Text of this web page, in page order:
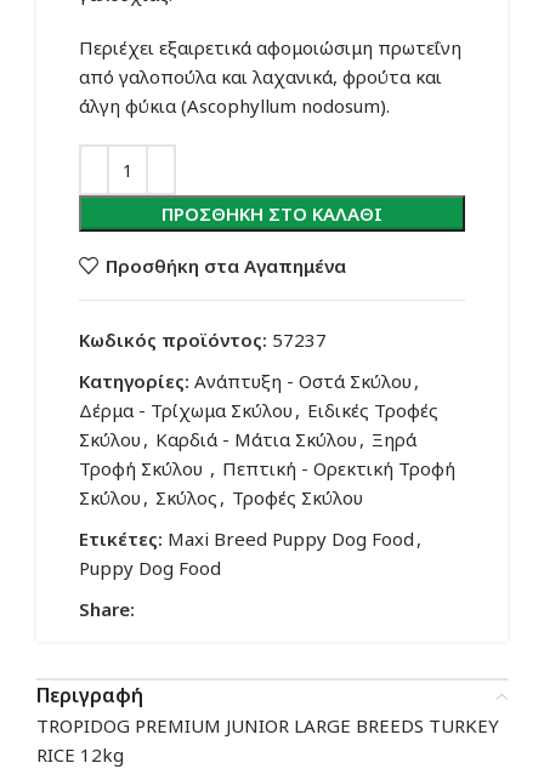
Περιέχει εξαιρετικά αφομοιώσιμη πρωτεΐνη
από γαλοπούλα και λαχανικά, φρούτα και
άλγη φύκια (Ascophyllum nodosum).
ΠΡΟΣΘΉΚΗ ΣΤΟ ΚΑΛΆΘΙ
Προσθήκη στα Αγαπημένα
Κωδικός προϊόντος: 57237
Κατηγορίες: Ανάπτυξη - Οστά Σκύλου ,
Δέρμα - Τρίχωμα Σκύλου , Ειδικές Τροφές
Σκύλου , Καρδιά - Μάτια Σκύλου , Ξηρά
Τροφή Σκύλου , Πεπτική - Ορεκτική Τροφή
Σκύλου , Σκύλος , Τροφές Σκύλου
Ετικέτες: Maxi Breed Puppy Dog Food ,
Puppy Dog Food
Share:
Περιγραφή
TROPIDOG PREMIUM JUNIOR LARGE BREEDS TURKEY
RICE 12kg